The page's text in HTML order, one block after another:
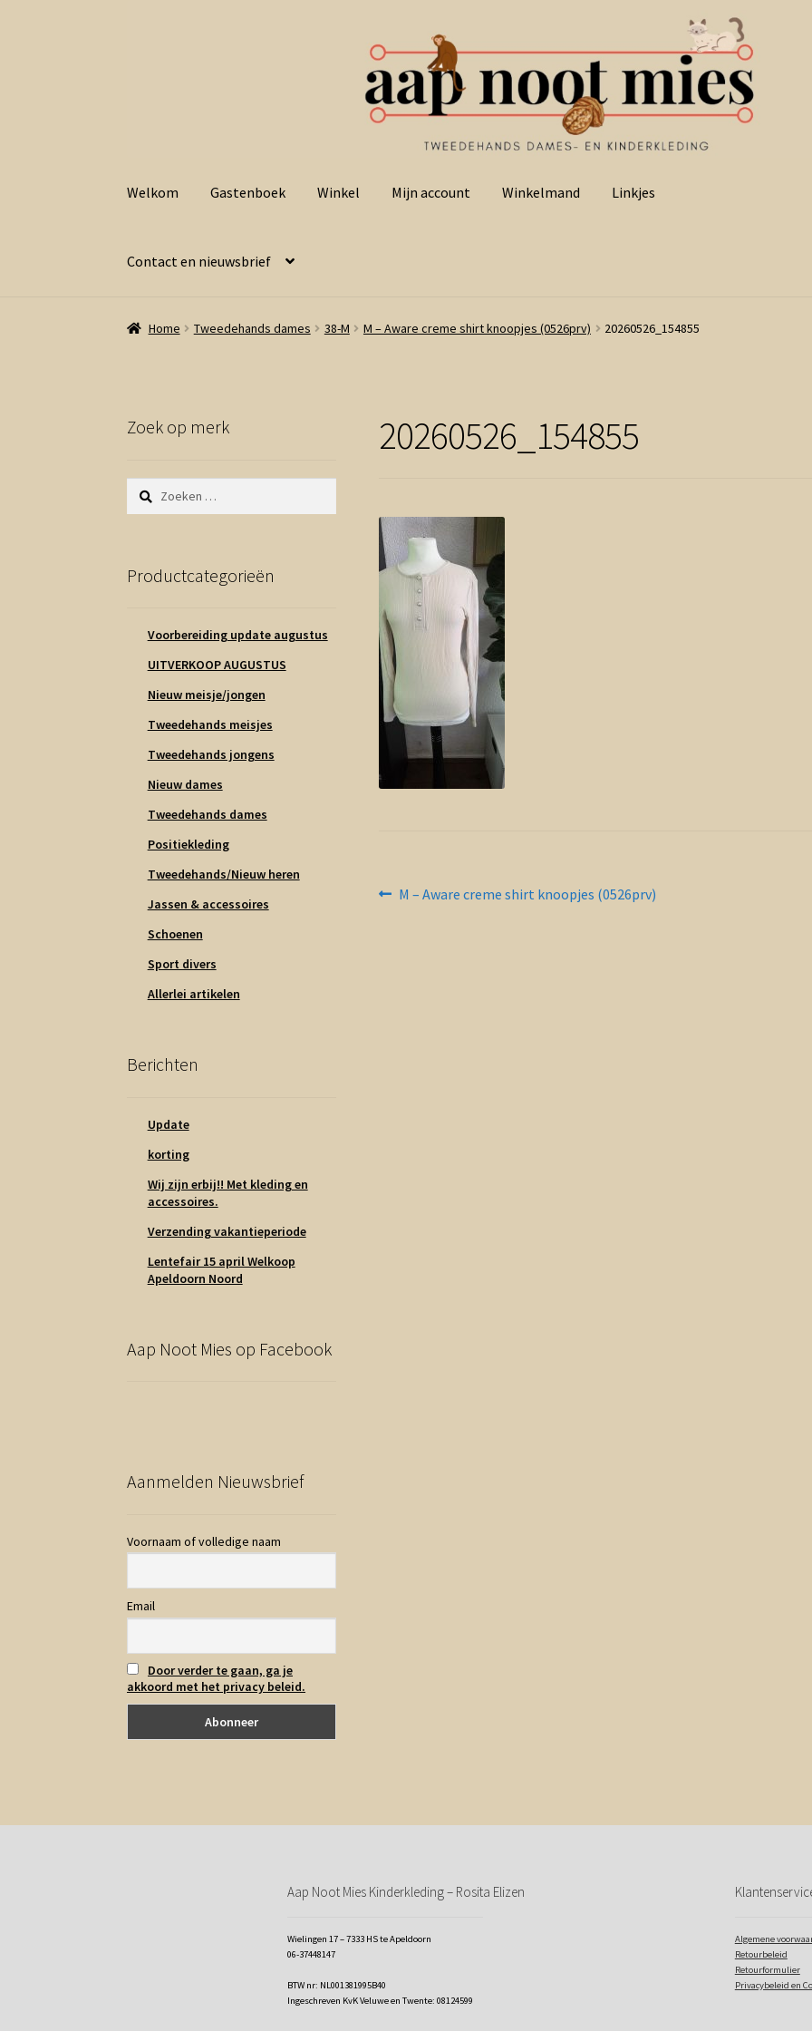
door
naar
Welkom Gastenboek Winkel Mijn account Winkelmand Linkjes
Contact en nieuwsbrief
Home Tweedehands dames 38-M M – Aware creme shirt knoopjes (0526prv) 20260526_154855
20260526_154855
Bericht
Vorig
M – Aware creme shirt knoopjes (0526prv)
Zoek op merk
Zoeken
naar:
Productcategorieën
Voorbereiding update augustus
UITVERKOOP AUGUSTUS
Nieuw meisje/jongen
Tweedehands meisjes
Tweedehands jongens
Nieuw dames
Tweedehands dames
Positiekleding
Tweedehands/Nieuw heren
Jassen & accessoires
Schoenen
Sport divers
Allerlei artikelen
Berichten
Update
korting
Wij zijn erbij!! Met kleding en
accessoires.
Verzending vakantieperiode
Lentefair 15 april Welkoop
Apeldoorn Noord
Aap Noot Mies op Facebook
Aanmelden Nieuwsbrief
Voornaam of volledige naam
Email
Door verder te gaan, ga je
akkoord met het privacy beleid.
Aap Noot Mies Kinderkleding – Rosita Elizen
Wielingen 17 – 7333 HS te Apeldoorn
06-37448147
BTW nr: NL001381995B40
Ingeschreven KvK Veluwe en Twente: 08124599
Algemene
Retourbeleid
Retourformulier
Privacybeleid en